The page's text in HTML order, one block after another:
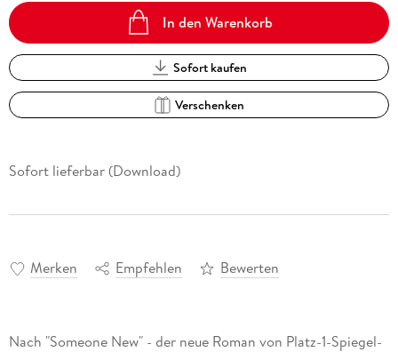
In den Warenkorb
Sofort kaufen
Verschenken
Sofort lieferbar (Download)
Merken Empfehlen Bewerten
Nach "Someone New" - der neue Roman von Platz-1-Spiegel-